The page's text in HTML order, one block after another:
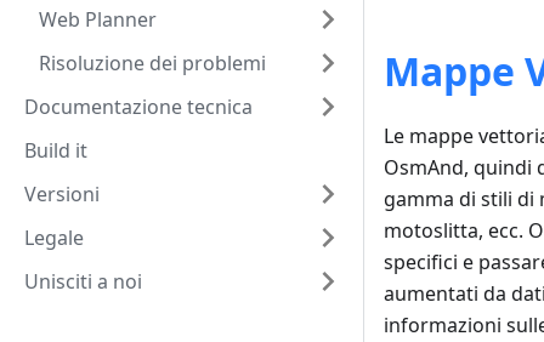
Web Planner
Risoluzione dei problemi
Documentazione tecnica
Build it
Versioni
Legale
Unisciti a noi
Mappe
Le mappe
OsmAnd, quindi
gamma di stili di
motoslitta, ecc.
specifici e
aumentati da
informazioni